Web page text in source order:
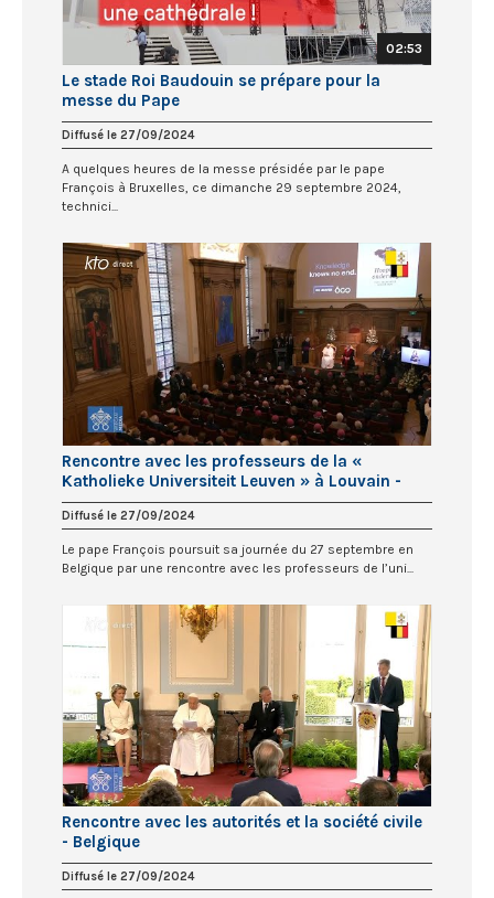
02:53
Le stade Roi Baudouin se prépare pour la
messe du Pape
Diffusé le 27/09/2024
A quelques heures de la messe présidée par le pape
François à Bruxelles, ce dimanche 29 septembre 2024,
technici...
Rencontre avec les professeurs de la «
Katholieke Universiteit Leuven » à Louvain -
Belgique
Diffusé le 27/09/2024
Le pape François poursuit sa journée du 27 septembre en
Belgique par une rencontre avec les professeurs de l’uni...
Rencontre avec les autorités et la société civile
- Belgique
Diffusé le 27/09/2024